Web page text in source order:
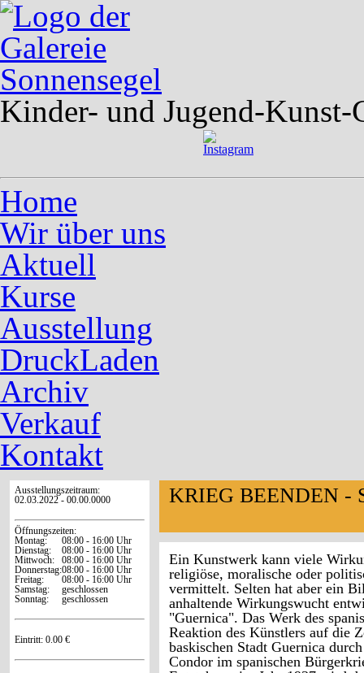
Kinder- und Jugend-Kunst-
Home
Wir über uns
Aktuell
Kurse
Ausstellung
DruckLaden
Archiv
Verkauf
Kontakt
Ausstellungszeitraum:
02.03.2022 - 00.00.0000
Öffnungszeiten:
Montag:
08:00 - 16:00 Uhr
Dienstag:
08:00 - 16:00 Uhr
Mittwoch:
08:00 - 16:00 Uhr
Donnerstag:08:00 - 16:00 Uhr
Freitag:
08:00 - 16:00 Uhr
Samstag:
geschlossen
Sonntag:
geschlossen
Eintritt: 0.00 €
KRIEG BEENDEN -
Ein Kunstwerk kann viele
religiöse, moralische oder
vermittelt. Selten hat aber ein
anhaltende Wirkungswucht
"Guernica". Das Werk des
Reaktion des Künstlers auf die
baskischen Stadt Guernica
Condor im spanischen